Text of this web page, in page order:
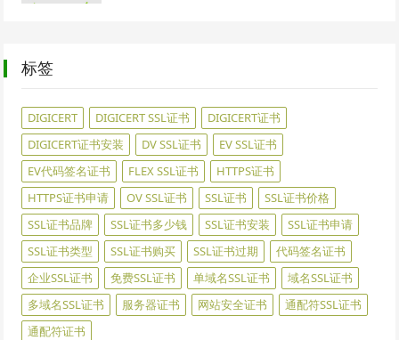
标签
DIGICERT DIGICERT SSL证书
DIGICERT证书
DIGICERT证书安装
DV SSL证书
EV SSL证书
EV代码签名证书
FLEX SSL证书
HTTPS证书
HTTPS证书申请
OV SSL证书 SSL证书
SSL证书价格
SSL证书品牌
SSL证书多少钱 SSL证书安装
SSL证书申请
SSL证书类型
SSL证书购买 SSL证书过期
代码签名证书
企业SSL证书
免费SSL证书 单域名SSL证书
域名SSL证书
多域名SSL证书
服务器证书 网站安全证书
通配符SSL证书
通配符证书